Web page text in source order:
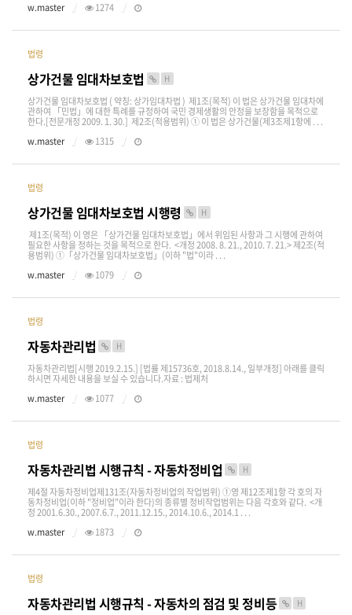
w.master
1274
법령
상가건물 임대차보호법 H
상가건물 임대차보호법 ( 약칭: 상가임대차법 ) 제1조(목적) 이 법은 상가건물 임대차에
관하여 「민법」에 대한 특례를 규정하여 국민 경제생활의 안정을 보장함을 목적으로
한다.[전문개정 2009. 1. 30.] 제2조(적용범위) ① 이 법은 상가건물(제3조제1항에 . . .
w.master
1315
법령
상가건물 임대차보호법 시행령 H
제1조(목적) 이 영은 「상가건물 임대차보호법」에서 위임된 사항과 그 시행에 관하여
필요한 사항을 정하는 것을 목적으로 한다. <개정 2008. 8. 21., 2010. 7. 21.> 제2조(적
용범위) ①「상가건물 임대차보호법」(이하 "법"이라 . . .
w.master
1079
법령
자동차관리법 H
자동차관리법[시행 2019.2.15.] [법률 제15736호, 2018.8.14., 일부개정] 아래를 클릭
하시면 자세한 내용을 보실 수 있습니다.자료 : 법제처
w.master
1077
법령
자동차관리법 시행규칙 - 자동차정비업 H
제4절 자동차정비업제131조(자동차정비업의 작업범위) ①영 제12조제1항 각 호의 자
동차정비업(이하 "정비업"이라 한다)의 종류별 정비작업범위는 다음 각호와 같다. <개
정 2001.6.30., 2007.6.7., 2011.12.15., 2014.10.6., 2014.1 . . .
w.master
1873
법령
자동차관리법 시행규칙 - 자동차의 점검 및 정비등 H